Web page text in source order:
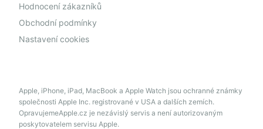
Hodnocení zákazníků
Obchodní podmínky
Nastavení cookies
Apple, iPhone, iPad, MacBook a Apple Watch jsou ochranné známky
společnosti Apple Inc. registrované v USA a dalších zemích.
OpravujemeApple.cz je nezávislý servis a není autorizovaným
poskytovatelem servisu Apple.